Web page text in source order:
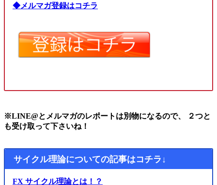
◆メルマガ登録はコチラ
※LINE@とメルマガのレポートは別物になるので、 ２つと
も受け取って下さいね！
サイクル理論についての記事はコチラ↓
FX サイクル理論とは！？